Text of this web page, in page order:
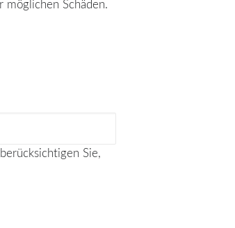
Schäden.
Sie,